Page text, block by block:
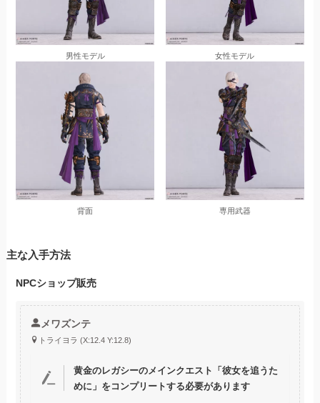
男性モデル 女性モデル
背面 専用武器
主な入手方法
NPCショップ販売
メワズンテ
トライヨラ (X:12.4 Y:12.8)
黄金のレガシーのメインクエスト「彼女を追うた
めに」をコンプリートする必要があります